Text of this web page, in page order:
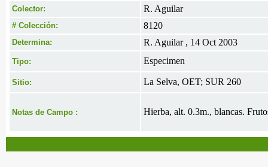
Colector: R. Aguilar
# Colección: 8120
Determina: R. Aguilar , 14 Oct 2003
Tipo: Especimen
Sitio: La Selva, OET; SUR 260
Notas de Campo : Hierba, alt. 0.3m., blancas.